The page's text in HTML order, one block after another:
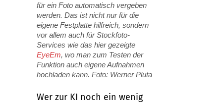
für ein Foto automatisch vergeben
werden. Das ist nicht nur für die
eigene Festplatte hilfreich, sondern
vor allem auch für Stockfoto-
Services wie das hier gezeigte
EyeEm, wo man zum Testen der
Funktion auch eigene Aufnahmen
hochladen kann. Foto: Werner Pluta
Wer zur KI noch ein wenig